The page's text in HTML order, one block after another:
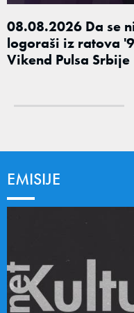
08.08.2026 Da se
logoraši iz ratova
Vikend Pulsa Srbije
EMISIJE